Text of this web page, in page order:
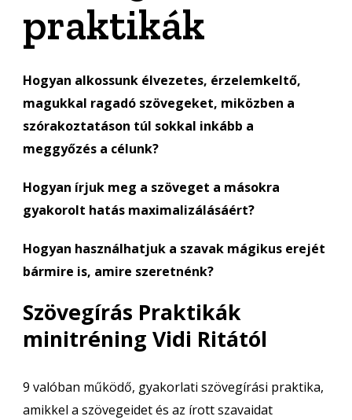
praktikák
Hogyan alkossunk élvezetes, érzelemkeltő,
magukkal ragadó szövegeket, miközben a
szórakoztatáson túl sokkal inkább a
meggyőzés a célunk?
Hogyan írjuk meg a szöveget a másokra
gyakorolt hatás maximalizálásáért?
Hogyan használhatjuk a szavak mágikus erejét
bármire is, amire szeretnénk?
Szövegírás Praktikák
minitréning Vidi Ritától
9 valóban működő, gyakorlati szövegírási praktika,
amikkel a szövegeidet és az írott szavaidat